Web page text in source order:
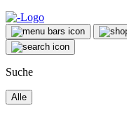
Suche
Alle